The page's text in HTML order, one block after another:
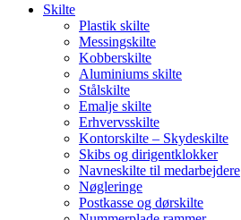
Skilte
Plastik skilte
Messingskilte
Kobberskilte
Aluminiums skilte
Stålskilte
Emalje skilte
Erhvervsskilte
Kontorskilte – Skydeskilte
Skibs og dirigentklokker
Navneskilte til medarbejdere
Nøgleringe
Postkasse og dørskilte